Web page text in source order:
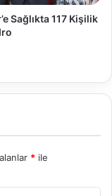
Sağlıkta 117 Kişilik
* ile